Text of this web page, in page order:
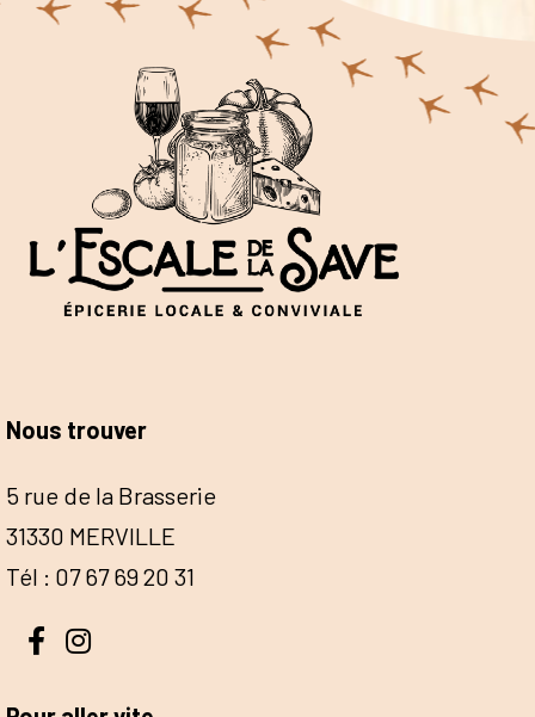
Nous trouver
5 rue de la Brasserie
31330 MERVILLE
Tél : 07 67 69 20 31